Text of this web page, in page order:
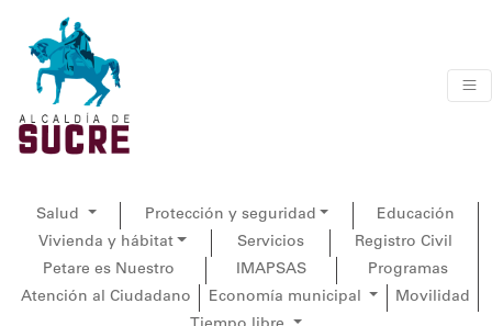
Salud Protección y seguridad
Educación
Vivienda y hábitat
Servicios
Registro Civil
Petare es Nuestro
IMAPSAS
Programas
Atención al Ciudadano
Economía municipal
Movilidad